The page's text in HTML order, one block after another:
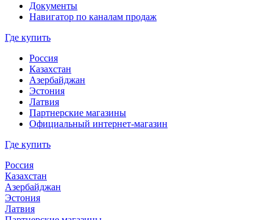
Документы
Навигатор по каналам продаж
Где купить
Россия
Казахстан
Азербайджан
Эстония
Латвия
Партнерские магазины
Официальный интернет-магазин
Где купить
Россия
Казахстан
Азербайджан
Эстония
Латвия